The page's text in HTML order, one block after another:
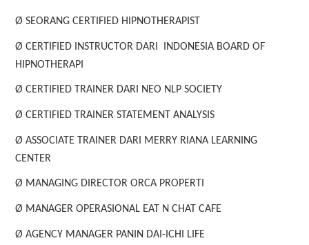
Ø SEORANG CERTIFIED HIPNOTHERAPIST
Ø CERTIFIED INSTRUCTOR DARI INDONESIA BOARD OF
HIPNOTHERAPI
Ø CERTIFIED TRAINER DARI NEO NLP SOCIETY
Ø CERTIFIED TRAINER STATEMENT ANALYSIS
Ø ASSOCIATE TRAINER DARI MERRY RIANA LEARNING
CENTER
Ø MANAGING DIRECTOR ORCA PROPERTI
Ø MANAGER OPERASIONAL EAT N CHAT CAFE
Ø AGENCY MANAGER PANIN DAI-ICHI LIFE